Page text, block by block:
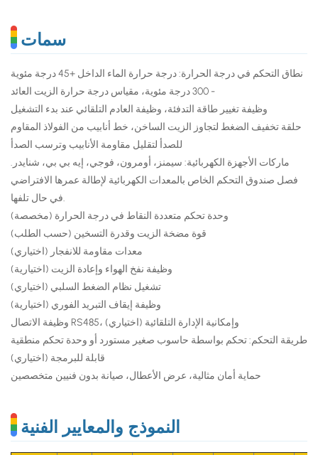
سمات
نطاق التحكم في درجة الحرارة: درجة حرارة الماء الداخل +45 درجة مئوية
- 300 درجة مئوية، مقياس درجة حرارة الزيت العائد
وظيفة تغيير طاقة التدفئة، وظيفة العادم التلقائي عند بدء التشغيل
حلقة تخفيف الضغط لتجاوز الزيت الساخن، خط أنابيب من الفولاذ المقاوم
للصدأ لتقليل مقاومة الأنابيب وترسب الصدأ
ماركات الأجهزة الكهربائية: سيمنز، أومرون، فوجي، إيه بي بي، شنايدر.
فصل صندوق التحكم الخاص بالمعدات الكهربائية لإطالة عمرها الافتراضي
في حال تلفها.
وحدة تحكم متعددة النقاط في درجة الحرارة (مخصصة)
قوة مضخة الزيت وقدرة التسخين (حسب الطلب)
معدات مقاومة للانفجار (اختياري)
وظيفة نفخ الهواء وإعادة الزيت (اختيارية)
تشغيل نظام الضغط السلبي (اختياري)
وظيفة إيقاف التبريد الفوري (اختيارية)
وظيفة الاتصال RS485، وإمكانية الإدارة التلقائية (اختياري)
طريقة التحكم: تحكم بواسطة حاسوب صغير مستورد أو وحدة تحكم منطقية
قابلة للبرمجة (اختياري)
حماية أمان مثالية، عرض الأعطال، صيانة بدون فنيين متخصصين
النموذج والمعايير الفنية